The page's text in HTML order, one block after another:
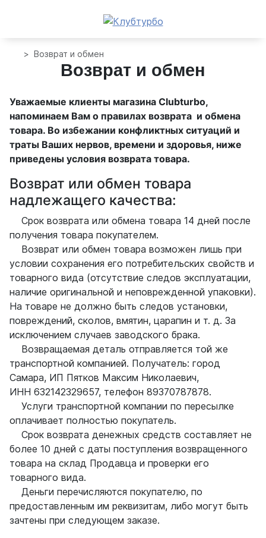
Возврат и обмен
Возврат и обмен
Уважаемые клиенты магазина Clubturbo,
напоминаем Вам о правилах возврата и обмена
товара. Во избежании конфликтных ситуаций и
траты Ваших нервов, времени и здоровья, ниже
приведены условия возврата товара.
Возврат или обмен товара
надлежащего качества:
Срок возврата или обмена товара 14 дней после
получения товара покупателем.
Возврат или обмен товара возможен лишь при
условии сохранения его потребительских свойств и
товарного вида (отсутствие следов эксплуатации,
наличие оригинальной и неповрежденной упаковки).
На товаре не должно быть следов установки,
повреждений, сколов, вмятин, царапин и т. д. За
исключением случаев заводского брака.
Возвращаемая деталь отправляется той же
транспортной компанией. Получатель: город
Самара, ИП Пятков Максим Николаевич,
ИНН 632142329657, телефон 89370787878.
Услуги транспортной компании по пересылке
оплачивает полностью покупатель.
Срок возврата денежных средств составляет не
более 10 дней с даты поступления возвращенного
товара на склад Продавца и проверки его
товарного вида.
Деньги перечисляются покупателю, по
предоставленным им реквизитам, либо могут быть
зачтены при следующем заказе.